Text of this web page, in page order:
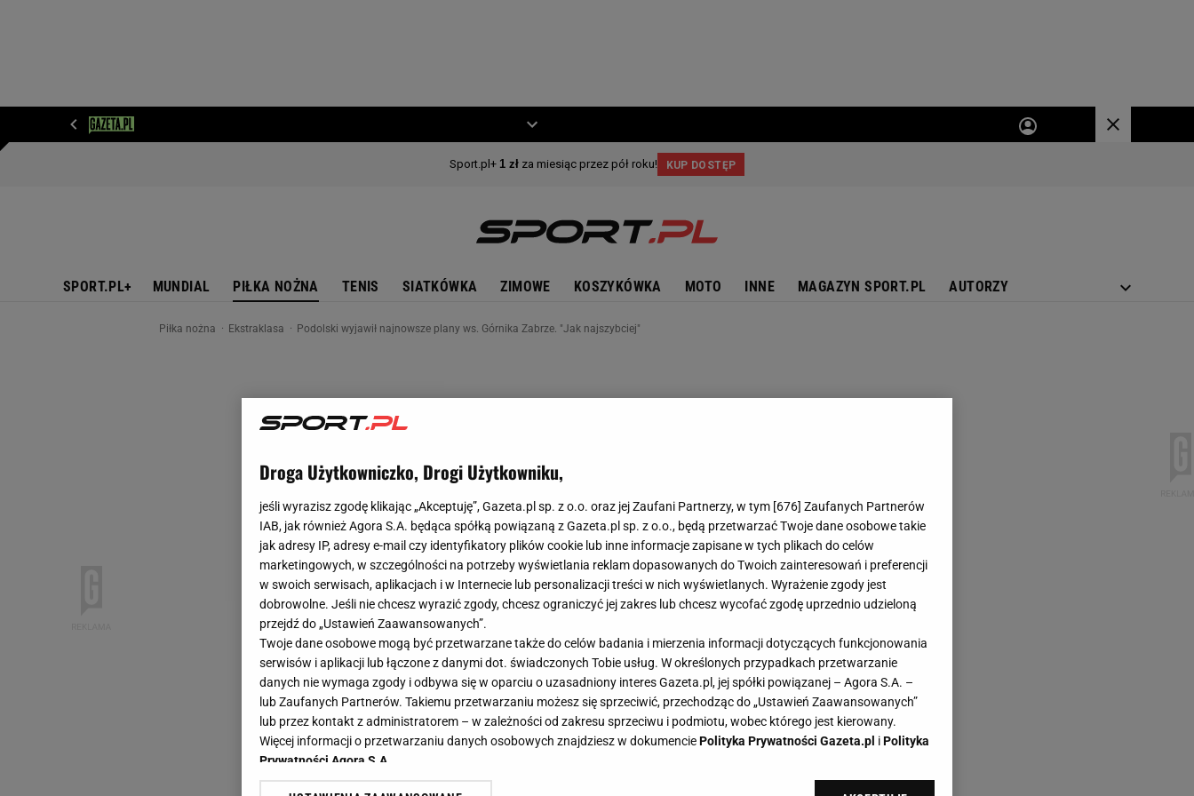
SPORT.PL+ MUNDIAL PIŁKA NOŻNA TENIS SIATKÓWKA ZIMOWE KOSZYKÓWKA MOTO INNE MAGAZYN SPORT.PL AUTORZY
Piłka nożna Ekstraklasa Podolski wyjawił najnowsze plany ws. Górnika Zabrze. "Jak najszybciej"
Droga Użytkowniczko, Drogi Użytkowniku,
jeśli wyrazisz zgodę klikając „Akceptuję”, Gazeta.pl sp. z o.o. oraz jej Zaufani Partnerzy, w tym [676] Zaufanych Partnerów
IAB, jak również Agora S.A. będąca spółką powiązaną z Gazeta.pl sp. z o.o., będą przetwarzać Twoje dane osobowe takie
jak adresy IP, adresy e-mail czy identyfikatory plików cookie lub inne informacje zapisane w tych plikach do celów
marketingowych, w szczególności na potrzeby wyświetlania reklam dopasowanych do Twoich zainteresowań i preferencji
w swoich serwisach, aplikacjach i w Internecie lub personalizacji treści w nich wyświetlanych. Wyrażenie zgody jest
dobrowolne. Jeśli nie chcesz wyrazić zgody, chcesz ograniczyć jej zakres lub chcesz wycofać zgodę uprzednio udzieloną
przejdź do „Ustawień Zaawansowanych”.
Twoje dane osobowe mogą być przetwarzane także do celów badania i mierzenia informacji dotyczących funkcjonowania
serwisów i aplikacji lub łączone z danymi dot. świadczonych Tobie usług. W określonych przypadkach przetwarzanie
danych nie wymaga zgody i odbywa się w oparciu o uzasadniony interes Gazeta.pl, jej spółki powiązanej – Agora S.A. –
lub Zaufanych Partnerów. Takiemu przetwarzaniu możesz się sprzeciwić, przechodząc do „Ustawień Zaawansowanych”
lub przez kontakt z administratorem – w zależności od zakresu sprzeciwu i podmiotu, wobec którego jest kierowany.
Więcej informacji o przetwarzaniu danych osobowych znajdziesz w dokumenciePolityka Prywatności Gazeta.pl iPolityka
Prywatności Agora S.A.